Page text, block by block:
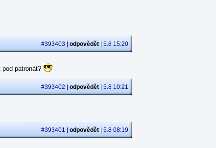
#393403 | odpovědět | 5.8 15:20
patronát?
#393402 | odpovědět | 5.8 10:21
#393401 | odpovědět | 5.8 08:19